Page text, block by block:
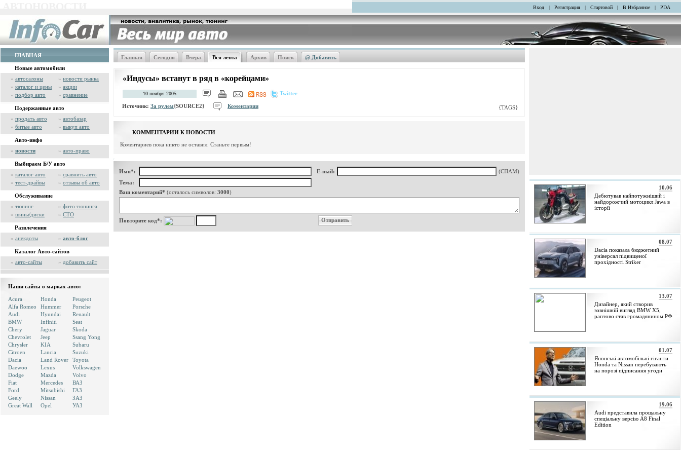
Вход | Регистрация | Стартовой | В Избранное | PDA
ГЛАВНАЯ
Новые автомобили
» автосалоны » новости рынка
» каталог и цены » акции
» подбор авто » сравнение
Подержанные авто
» продать авто » автобазар
» битые авто » выкуп авто
Авто-инфо
» новости » авто-право
Выбираем Б/У авто
» каталог авто » сравнить авто
» тест-драйвы » отзывы об авто
Обслуживание
» тюнинг » фото тюнинга
» шины/диски » СТО
Развлечения
» анекдоты » авто-блог
Каталог Авто-сайтов
» авто-сайты » добавить сайт
Наши сайты о марках авто:
Acura
Alfa Romeo
Audi
BMW
Chery
Chevrolet
Chrysler
Citroen
Dacia
Daewoo
Dodge
Fiat
Ford
Geely
Great Wall
Honda
Hummer
Hyundai
Infiniti
Jaguar
Jeep
KIA
Lancia
Land Rover
Lexus
Mazda
Mercedes
Mitsubishi
Nissan
Opel
Peugeot
Porsche
Renault
Seat
Skoda
Ssang Yong
Subaru
Suzuki
Toyota
Volkswagen
Volvo
ВАЗ
ГАЗ
ЗАЗ
УАЗ
Главная Сегодня Вчера Вся лента Архив Поиск @ Добавить
«Индусы» встанут в ряд в «корейцами»
10 ноября 2005 Twitter
Источник: За рулем{SOURCE2} Коментарии {TAGS}
КОММЕНТАРИИ К НОВОСТИ
Коментариев пока никто не оставил. Станьте первым!
Имя*: E-mail: (СПАМ)
Тема:
Ваш коментарий* (осталось символов: 3000)
Повторите код*:
10.06
Дебютував найпотужніший і
найдорожчий мотоцикл Jawa в
історії
08.07
Dacia показала бюджетний
універсал підвищеної
прохідності Striker
13.07
Дизайнер, який створив
зовнішній вигляд BMW X5,
раптово став громадянином РФ
01.07
Японські автомобільні гіганти
Honda та Nissan перебувають
на порозі підписання угоди
19.06
Audi представила прощальну
спеціальну версію A8 Final
Edition